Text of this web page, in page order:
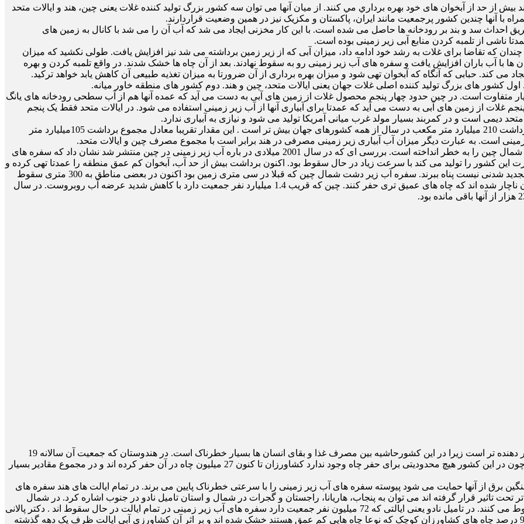
اند بیش از حد از آبخوان های خود بهره برداري مي كنند. از میان آنها می توان سه کشور بزرگ تولید کننده غلات یعنی چین، هند و ایالات متحد
با آنها چندین کشور پرجمعیت مانند ایران، پاکستان و مکزیک نیز در همین وضعیت قراردارند.
سال پیش آب آبیاری از طریق احداث سد و بند بر رودخانه ها حاصل می شده است. با این کار مخزنی ایجاد می شد که آب آن را می شد با کانال به زمین های
که تقاضا برای غلات به رشد خود ادامه داد، میزان آبی که از زیر زمین برداشته می شد نيز افزایش یافت. طولی نکشید که میزان
ها با آب باران افزایش یافت و سفره های آب زیر زمینی رو به سقوط نهادند. بعد از آن چاه ها خشک شدند. در واقع تلمبه کردن و بهره
می کند. حبابی که آنگاه که آبخوان تهی شود و میزان بهره برداری از آن ضرورتا به میزان تغذیه طبیعی آن کاهش یابد خواهد ترکید.
کشور های بزرگ تولید کننده اصلی غلات جهان یعنی ایالات متحد، چین و هند. دوم کشور های منطقه خاور میانه.
متفاوت است. در چین حدود چهار پنجم محصول غلات از زمین های آبی به دست می آید که عمده آنها هم از آب سطحی رودخانه های یانگ
غلات از زمین های آبی به دست می آید که عمدتا برای آبیاری آنها از آب زیر زمینی استفاده می شود. در ایالات متحد فقط یک پنجم
است و در کمربند بسیار مولد غرب میانی آمریکا تولید می شود و نیازی به آبیاری ندارد.
از نظر میزان بهره برداری از آب های زیر زمینی، سهم هندوستان با برداشت 210 میلیارد متر مکعب در سال از همه کشورهای جهان بیش تر است . این مقدار تقریبا معادل مجموع برداشت 105میلیارد متر
سقوط سفره های آب زیر زمینی از هم اکنون نیز آینده ی تولید غله در شمال چین را به خطر انداخته است. بررسی ای که در سال 2001 میلادی در باره آب زیر زمینی در چین منتشر شد نشان داد که سفره های
کشور را تولید می کند با سرعت زیاد در حال سقوط بود. اکنون برداشت بیش از حد آب، آبخوان کم عمق منطقه را عمدتا تهی کرده و
کشاورزان را وادار کرده در جستجوی آب به آبخوان عمیق منطقه که تجدید شدنی نیست پناه ببرند. سفره آب زیر دشت شمال چین که قبلا در سی متری زمین بود اکنون در بعضی مناطق به 300 متری سقوط
کرده است. چاه های کم عمق همگی خشک و رها شده اند و کشاورزان ناچار شده اند که چاه های عمیق تری حفر کنند. چین که قریب 1.4 میلیارد نفر جمعیت دارد با کاهش شدید عرضه آب روبروست. در سال
هرچند کمبود آب چین بسیار جدی است، کمبود آب هند از آن هم هشدار دهنده تر است زیرا در این کشورحاشیه بین مصرف غذا و بقای انسان ها بسیار خطرناک است. در هندوستان که جمعیت آن سالانه 19
میلیون نفر رشد می کند آبیاری عمدتا به آب زیر زمینی متکی است و چون در این کشور هیچ محدودیتی برای حفر چاه وجود ندارد کشاورزان تا کنون 27 میلیون چاه در آن حفر کرده اند و در مجموع مقادیر بسیار
برق از آنها حمایت می شود پیوسته سفره های آب زیر زمینی را با سرعتی خطرناک پایین می برند. در تمام ایالت های هند سفره های
تاثیر قرار گرفته اند می توان به پنجاب، هاریانا، راجستان و گجرات در شمال و استان تامیل نادو در جنوب اشاره کرد. در شمال
گجرات سفره های زیر زمینی آب با سرعت عجیب 6 متر در سال سقوط می کنند. در تامیل نادو یعنی ایالتی که 72 میلیون نفر جمعیت دارد سفره های آب زیر زمینی در تمام ایالت در حال سقوط اند . دکتر پالانی
سامی از دانشگاه کشاورزی تامیل نادو، در سال 2004 اعلام کرد که 95 درصد چاه های کشاورزان کوچک که نوعا چاه هایی کم عمق هستند خشک شده اند و بر اثر آن کشاورزی آبی ایالت ظرف یک دهه گذشته